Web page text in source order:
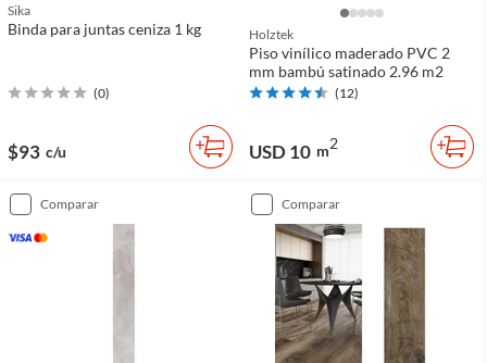
Sika
Binda para juntas ceniza 1 kg
(0)
$93 c/u
Holztek
Piso vinílico maderado PVC 2
mm bambú satinado 2.96 m2
(12)
USD 10 m2
comparar comparar